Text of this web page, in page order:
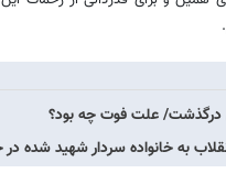
درگذشت/ علت فوت چه بود؟
به خانواده سردار شهید شده در